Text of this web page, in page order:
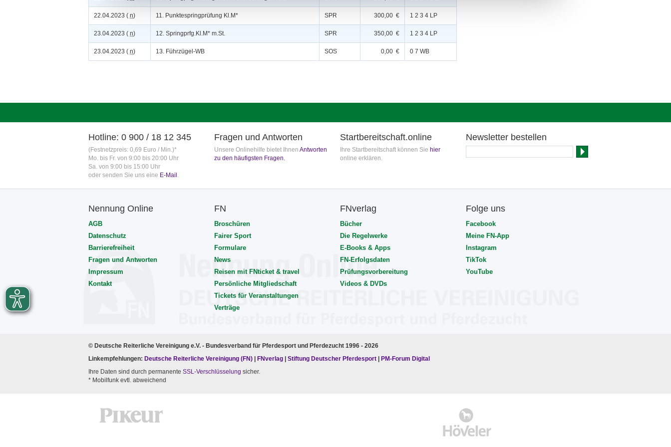
22.04.2023 ( n) 11. Punktespringprüfung Kl.M* SPR 300,00 € 1 2 3 4 LP
23.04.2023 ( n) 12. Springprfg.Kl.M* m.St. SPR 350,00 € 1 2 3 4 LP
23.04.2023 ( n) 13. Führzügel-WB SOS 0,00 € 0 7 WB
Hotline: 0 900 / 18 12 345
(Festnetzpreis: 0,69 Euro / Min.)*
Mo. bis Fr. von 9:00 bis 20:00 Uhr
Sa. von 9:00 bis 15:00 Uhr
oder senden Sie uns eine E-Mail .
Fragen und Antworten
Unsere Onlinehilfe bietet Ihnen Antworten
zu den häufigsten Fragen.
Startbereitschaft.online
Ihre Startbereitschaft können Sie hier
online erklären.
Newsletter bestellen
Nennung Online
AGB
Datenschutz
Barrierefreiheit
Fragen und Antworten
Impressum
Kontakt
FN
Broschüren
Fairer Sport
Formulare
News
Reisen mit FNticket & travel
Persönliche Mitgliedschaft
Tickets für Veranstaltungen
Verträge
FNverlag
Bücher
Die Regelwerke
E-Books & Apps
FN-Erfolgsdaten
Prüfungsvorbereitung
Videos & DVDs
Folge uns
Facebook
Meine FN-App
Instagram
TikTok
YouTube
© Deutsche Reiterliche Vereinigung e.V. - Bundesverband für Pferdesport und Pferdezucht 1996 - 2026
Linkempfehlungen: Deutsche Reiterliche Vereinigung (FN) FNverlag Stiftung Deutscher Pferdesport
PM-Forum Digital
Ihre Daten sind durch permanente SSL-Verschlüsselung sicher.
* Mobilfunk evtl. abweichend